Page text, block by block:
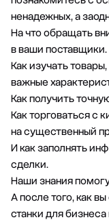
ненадежных, а
На что обращать
в ваши поставщики.
Как изучать
важные
Как получить
Как торговаться с
на существенный
И как заполнять
сделки.
Наши знания
А после того, как
станки для